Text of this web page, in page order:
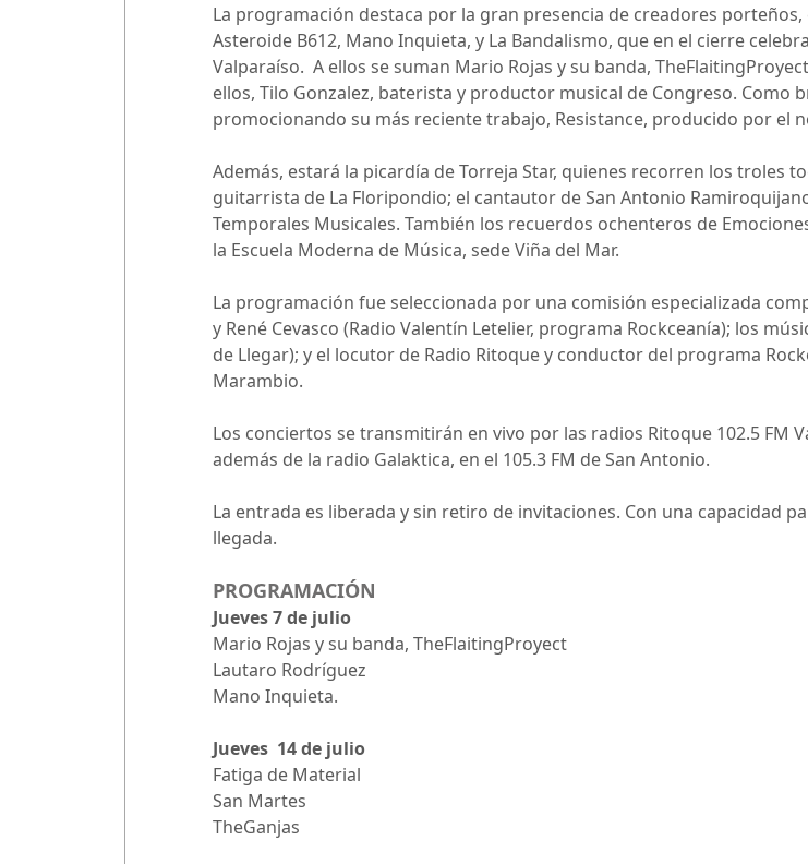
La programación destaca por la gran presencia de creadores
Asteroide B612, Mano Inquieta, y La Bandalismo, que en el cierre
Valparaíso. A ellos se suman Mario Rojas y su banda,
ellos, Tilo Gonzalez, baterista y productor musical de Congreso. Como
promocionando su más reciente trabajo, Resistance, producido por el
Además, estará la picardía de Torreja Star, quienes recorren los troles
guitarrista de La Floripondio; el cantautor de San Antonio
Temporales Musicales. También los recuerdos ochenteros de
la Escuela Moderna de Música, sede Viña del Mar.
La programación fue seleccionada por una comisión especializada
y René Cevasco (Radio Valentín Letelier, programa Rockceanía); los
de Llegar); y el locutor de Radio Ritoque y conductor del programa
Marambio.
Los conciertos se transmitirán en vivo por las radios Ritoque 102.5 FM
además de la radio Galaktica, en el 105.3 FM de San Antonio.
La entrada es liberada y sin retiro de invitaciones. Con una capacidad
llegada.
PROGRAMACIÓN
Jueves 7 de julio
Mario Rojas y su banda, TheFlaitingProyect
Lautaro Rodríguez
Mano Inquieta.
Jueves 14 de julio
Fatiga de Material
San Martes
TheGanjas